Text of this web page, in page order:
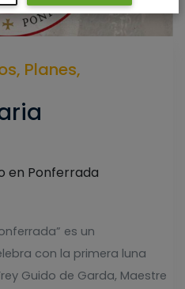
Planes,
en Ponferrada
es un
con la primera luna
Guido de Garda, Maestre